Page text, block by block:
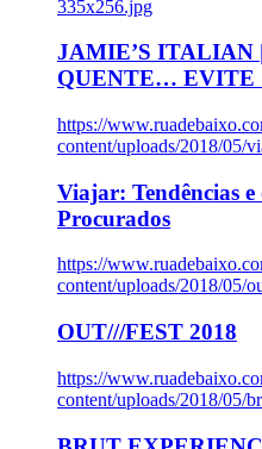
335x256.jpg
JAMIE’S ITALIAN
QUENTE… EVITE
https://
content/uploads/2018/05/
Viajar: Tendências e
Procurados
https://
content/uploads/2018/05/
OUT///FEST 2018
https://
content/uploads/2018/05/